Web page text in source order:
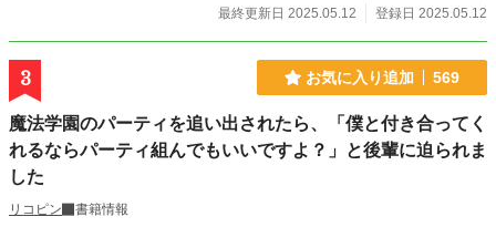
最終更新日 2025.05.12
登録日 2025.05.12
3 お気に入り追加 569
魔法学園のパーティを追い出されたら、「僕と付き合ってく
れるならパーティ組んでもいいですよ？」と後輩に迫られま
した
リコピン 書籍情報